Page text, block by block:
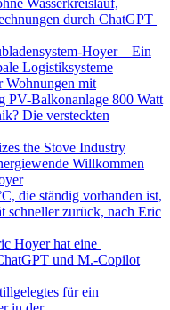
Wasserkreislauf,
durch ChatGPT
Hoyer – Ein
Logistiksysteme
Wohnungen mit
PV-Balkonanlage 800 Watt
Die versteckten
the Stove Industry
Willkommen
die ständig vorhanden ist,
schneller zurück, nach Eric
Hoyer hat eine
und M.-Copilot
für ein